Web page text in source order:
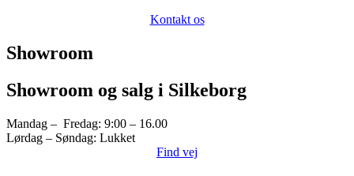
Kontakt os
Showroom
Showroom og salg i Silkeborg
Mandag – Fredag: 9:00 – 16.00
Lørdag – Søndag: Lukket
Find vej